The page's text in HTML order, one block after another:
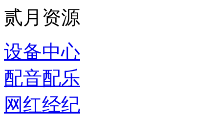
贰月资源
设备中心
配音配乐
网红经纪